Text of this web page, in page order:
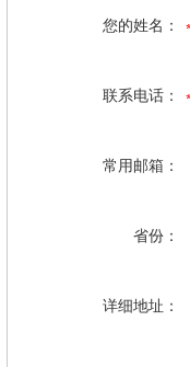
您的姓名：
联系电话：
常用邮箱：
省份：
详细地址：